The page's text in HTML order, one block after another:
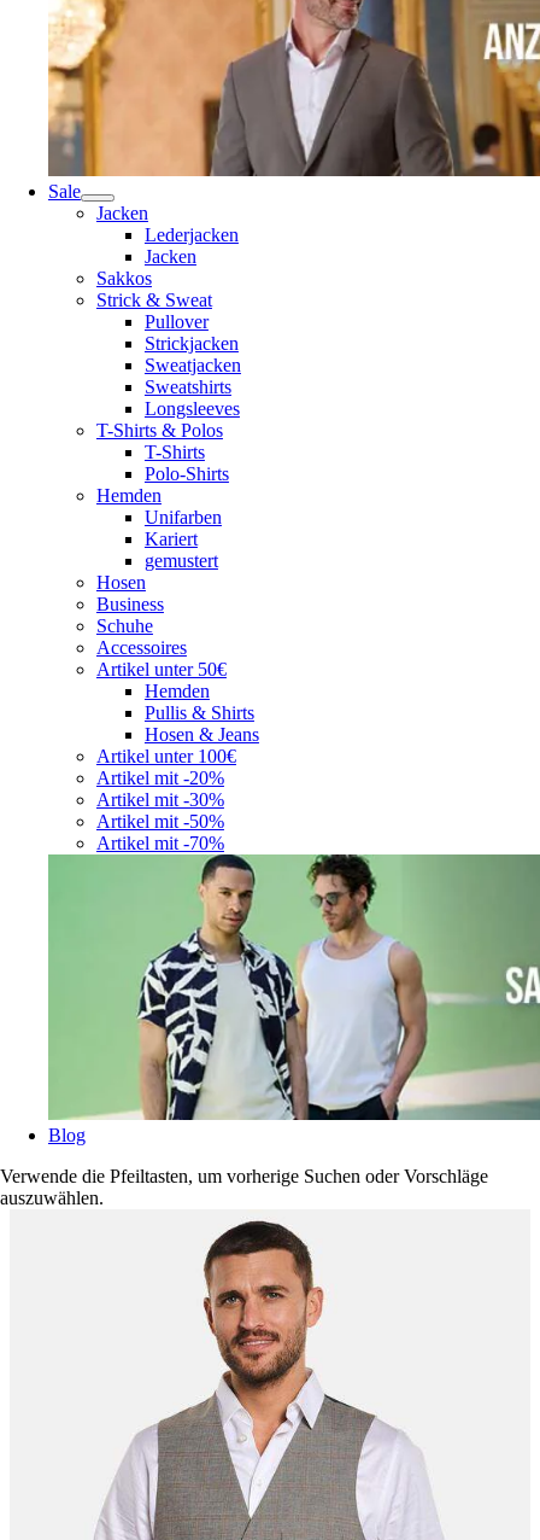
Sale
Jacken
Lederjacken
Jacken
Sakkos
Strick & Sweat
Pullover
Strickjacken
Sweatjacken
Sweatshirts
Longsleeves
T-Shirts & Polos
T-Shirts
Polo-Shirts
Hemden
Unifarben
Kariert
gemustert
Hosen
Business
Schuhe
Accessoires
Artikel unter 50€
Hemden
Pullis & Shirts
Hosen & Jeans
Artikel unter 100€
Artikel mit -20%
Artikel mit -30%
Artikel mit -50%
Artikel mit -70%
Blog
Verwende die Pfeiltasten, um vorherige Suchen oder Vorschläge
auszuwählen.